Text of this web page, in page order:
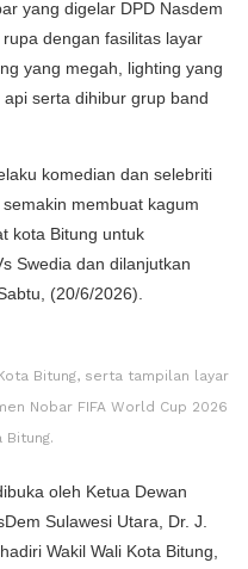
yang digelar DPD Nasdem
dengan fasilitas layar
yang megah, lighting yang
serta dihibur grup band
komedian dan selebriti
membuat kagum
kota Bitung untuk
Swedia dan dilanjutkan
(20/6/2026).
Bitung, serta tampilan layar
Nobar FIFA World Cup 2026
Bitung.
oleh Ketua Dewan
Sulawesi Utara, Dr. J.
Wakil Wali Kota Bitung,